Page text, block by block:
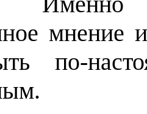
мнение
по-